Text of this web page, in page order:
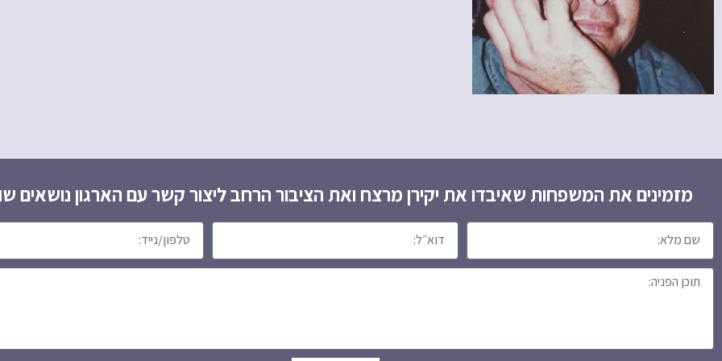
מזמינים את המשפחות שאיבדו את יקירן מרצח ואת הציבור הרחב ליצור קשר עם הארגון נושאים